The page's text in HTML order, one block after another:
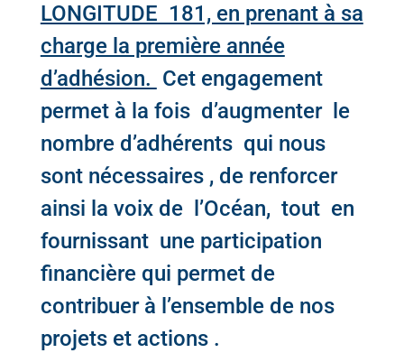
LONGITUDE 181, en prenant à sa
charge la première année
d’adhésion. Cet engagement
permet à la fois d’augmenter le
nombre d’adhérents qui nous
sont nécessaires , de renforcer
ainsi la voix de l’Océan, tout en
fournissant une participation
financière qui permet de
contribuer à l’ensemble de nos
projets et actions .